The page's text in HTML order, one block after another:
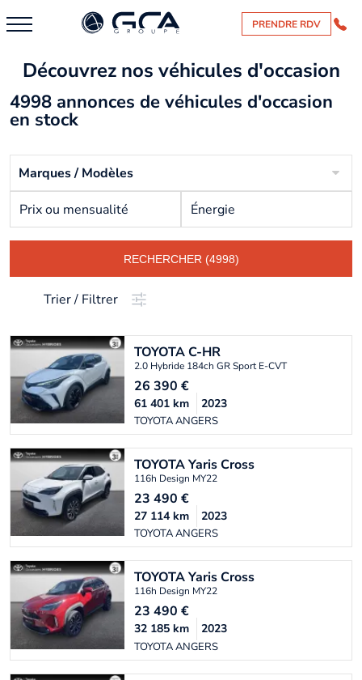
PRENDRE RDV
Découvrez nos véhicules d'occasion
4998 annonces de véhicules d'occasion
en stock
Marques / Modèles
Prix ou mensualité Énergie
RECHERCHER (4998)
Trier / Filtrer
TOYOTAC-HR
2.0 Hybride 184ch GR Sport E-CVT
26 390 €
TOYOTA ANGERS
61 401 km 2023
TOYOTAYaris Cross
116h Design MY22
23 490 €
TOYOTA ANGERS
27 114 km 2023
TOYOTAYaris Cross
116h Design MY22
23 490 €
TOYOTA ANGERS
32 185 km 2023